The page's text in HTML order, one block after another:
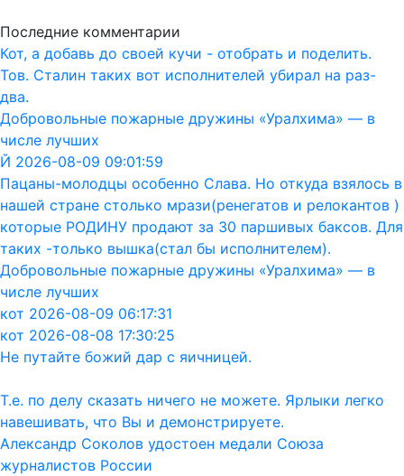
Последние комментарии
Кот, а добавь до своей кучи - отобрать и поделить.
Тов. Сталин таких вот исполнителей убирал на раз-
два.
Добровольные пожарные дружины «Уралхима» — в
числе лучших
Й 2026-08-09 09:01:59
Пацаны-молодцы особенно Слава. Но откуда взялось в
нашей стране столько мрази(ренегатов и релокантов )
которые РОДИНУ продают за 30 паршивых баксов. Для
таких -только вышка(стал бы исполнителем).
Добровольные пожарные дружины «Уралхима» — в
числе лучших
кот 2026-08-09 06:17:31
кот 2026-08-08 17:30:25
Не путайте божий дар с яичницей.
Т.е. по делу сказать ничего не можете. Ярлыки легко
навешивать, что Вы и демонстрируете.
Александр Соколов удостоен медали Союза
журналистов России